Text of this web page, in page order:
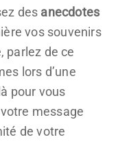
des anecdotes
vos souvenirs
parlez de ce
lors d’une
pour vous
message
de votre